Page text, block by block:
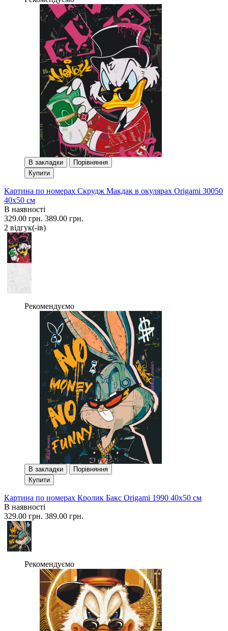
В закладки
Порівняння
Купити
Картина по номерах Скрудж Макдак в окулярах Origami 30050
40x50 см
В наявності
329.00 грн. 389.00 грн.
2 вiдгук(-iв)
Рекомендуємо
В закладки
Порівняння
Купити
Картина по номерах Кролик Бакс Origami 1990 40x50 см
В наявності
329.00 грн. 389.00 грн.
Рекомендуємо